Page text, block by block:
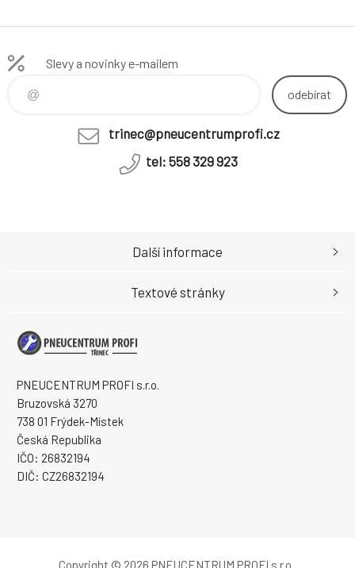
Slevy a novinky e-mailem
odebírat
trinec@pneucentrumprofi.cz
tel: 558 329 923
PNEUCENTRUM PROFI s.r.o.
Bruzovská 3270
738 01 Frýdek-Místek
Česká Republika
IČO: 26832194
DIČ: CZ26832194
Další informace
Textové stránky
Copyright © 2026 PNEUCENTRUM PROFI s.r.o.